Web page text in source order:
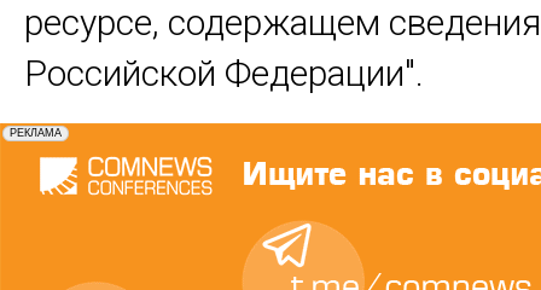
ресурсе, содержащем
Российской Федерации".